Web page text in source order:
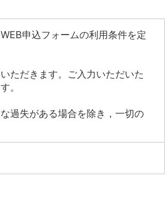
申込フォームの利用条件を定
ただきます。ご入力いただいた
。
過失がある場合を除き，一切の